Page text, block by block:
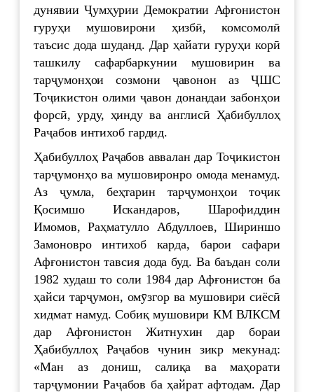
дунявии Ҷумҳурии Демократии Афғонистон
гуруҳи мушовирони ҳизбӣ, комсомолӣ
таъсис дода шуданд. Дар ҳайати гуруҳи корӣ
ташкилу сафарбаркунии мушовирин ва
тарҷумонҳои созмони ҷавонон аз ҶШС
Тоҷикистон олими ҷавон донандаи забонҳои
форсӣ, урду, ҳинду ва англисӣ Ҳабибуллоҳ
Раҷабов интихоб гардид.
Ҳабибуллоҳ Раҷабов аввалан дар Тоҷикистон
тарҷумонҳо ва мушовиронро омода менамуд.
Аз ҷумла, беҳтарин тарҷумонҳои тоҷик
Қосимшо Искандаров, Шарофиддин
Имомов, Раҳматулло Абдуллоев, Шириншо
Замоновро интихоб карда, барои сафари
Афғонистон тавсия дода буд. Ва баъдан соли
1982 худаш то соли 1984 дар Афғонистон ба
ҳайси тарҷумон, омӯзгор ва мушовири сиёсӣ
хидмат намуд. Собиқ мушовири КМ ВЛКСМ
дар Афғонистон Житнухин дар бораи
Ҳабибуллоҳ Раҷабов чунин зикр мекунад:
«Ман аз дониш, салиқа ва маҳорати
тарҷумонии Раҷабов ба ҳайрат афтодам. Дар